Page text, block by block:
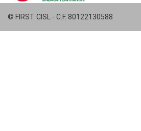
© FIRST CISL - C.F. 80122130588